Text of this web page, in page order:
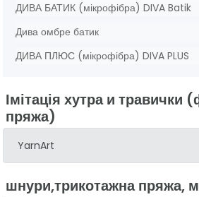
ДИВА БАТИК (мікрофібра) DIVA Batik
Дива омбре батик
ДИВА ПЛЮС (мікрофібра) DIVA PLUS
Імітація хутра и травички
пряжа)
YarnArt
шнури,трикотажна пряжа,